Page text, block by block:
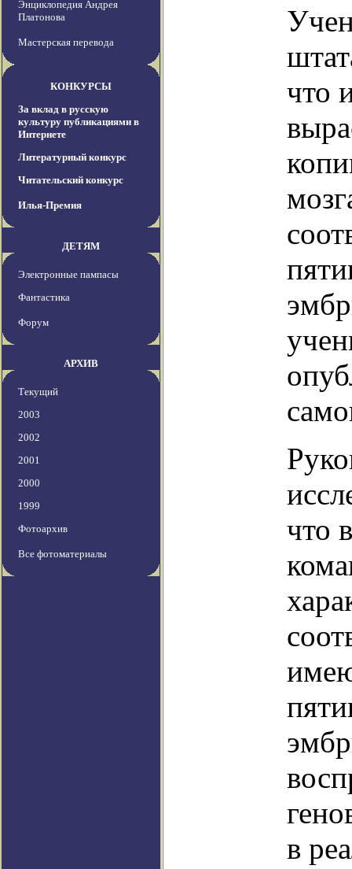
Энциклопедия Андрея
Платонова
Мастерская перевода
КОНКУРСЫ
За вклад в русскую
культуру публикациями в
Интернете
Литературный конкурс
Читательский конкурс
Илья-Премия
ДЕТЯМ
Электронные пампасы
Фантастика
Форум
АРХИВ
Текущий
2003
2002
2001
2000
1999
Фотоархив
Все фотоматериалы
что
что
в